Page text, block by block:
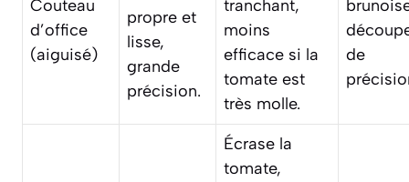
Couteau
d’office
(aiguisé)
propre et
lisse,
grande
précision.
tranchant,
moins
efficace si la
tomate est
très molle.
de
Écrase la
tomate,